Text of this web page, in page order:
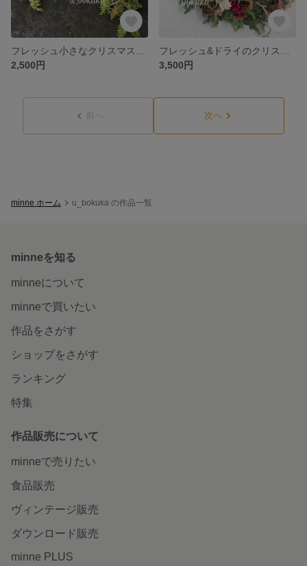
2,500円
3,500円
前へ 次へ
minne ホーム u_bokuka の作品一覧
minneを知る
minneについて
minneで買いたい
作品をさがす
ショップをさがす
ランキング
特集
作品販売について
minneで売りたい
食品販売
ヴィンテージ販売
ダウンロード販売
minne PLUS